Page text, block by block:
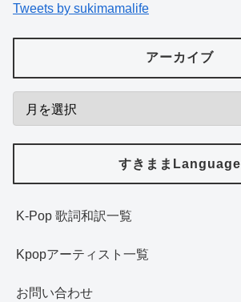
Tweets by sukimamalife
アーカイブ
すきままLanguage
K-Pop 歌詞和訳一覧
Kpopアーティスト一覧
お問い合わせ